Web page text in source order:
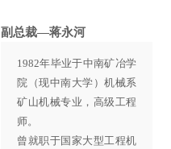
黎教授于1985年至2016年
前职位为管理科学讲座教
授。黎教授亦曾担任中国
湖南大学工商管理学院院
长。
由2016年至现时，黎教授
副总裁—蒋永河
1982年毕业于中南矿冶学
院（现中南大学）机械系
矿山机械专业，高级工程
师。
曾就职于国家大型工程机